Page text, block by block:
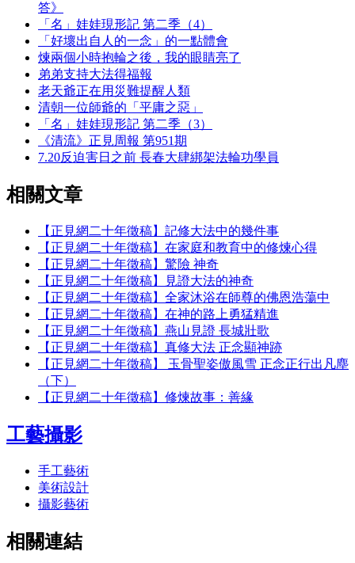
答》
「名」娃娃現形記 第二季（4）
「好壞出自人的一念」的一點體會
煉兩個小時抱輪之後，我的眼睛亮了
弟弟支持大法得福報
老天爺正在用災難提醒人類
清朝一位師爺的「平庸之惡」
「名」娃娃現形記 第二季（3）
《清流》正見周報 第951期
7.20反迫害日之前 長春大肆綁架法輪功學員
相關文章
【正見網二十年徵稿】記修大法中的幾件事
【正見網二十年徵稿】在家庭和教育中的修煉心得
【正見網二十年徵稿】驚險 神奇
【正見網二十年徵稿】見證大法的神奇
【正見網二十年徵稿】全家沐浴在師尊的佛恩浩蕩中
【正見網二十年徵稿】在神的路上勇猛精進
【正見網二十年徵稿】燕山見證 長城壯歌
【正見網二十年徵稿】真修大法 正念顯神跡
【正見網二十年徵稿】 玉骨聖姿傲風雪 正念正行出凡塵
（下）
【正見網二十年徵稿】修煉故事：善緣
工藝攝影
手工藝術
美術設計
攝影藝術
相關連結